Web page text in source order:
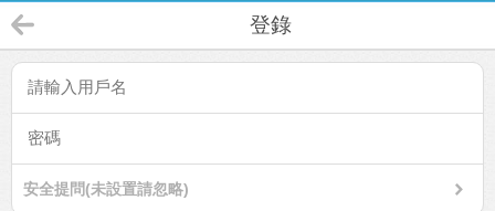
登錄
安全提問(未設置請忽略)